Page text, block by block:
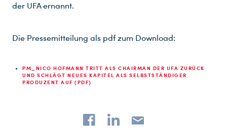
der UFA ernannt.
Die Pressemitteilung als pdf zum Download:
PM_NICO HOFMANN TRITT ALS CHAIRMAN DER UFA ZURÜCK
UND SCHLÄGT NEUES KAPITEL ALS SELBSTSTÄNDIGER
PRODUZENT AUF (PDF)